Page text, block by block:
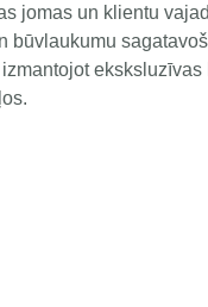
jomas un klientu
būvlaukumu